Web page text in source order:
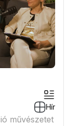
Hír
művészetet